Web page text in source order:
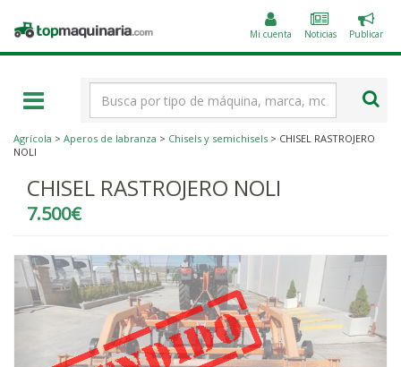
Topmaquinaria.com Mi cuenta Noticias
un
Publicar
Agrícola > Aperos de labranza > Chisels y semichisels > CHISEL RASTROJERO
NOLI
CHISEL RASTROJERO NOLI
7.500€